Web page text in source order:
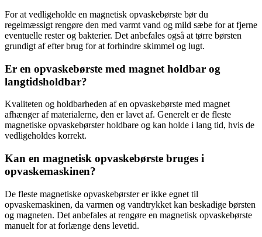
For at vedligeholde en magnetisk opvaskebørste bør du
regelmæssigt rengøre den med varmt vand og mild sæbe for at fjerne
eventuelle rester og bakterier. Det anbefales også at tørre børsten
grundigt af efter brug for at forhindre skimmel og lugt.
Er en opvaskebørste med magnet holdbar og
langtidsholdbar?
Kvaliteten og holdbarheden af en opvaskebørste med magnet
afhænger af materialerne, den er lavet af. Generelt er de fleste
magnetiske opvaskebørster holdbare og kan holde i lang tid, hvis de
vedligeholdes korrekt.
Kan en magnetisk opvaskebørste bruges i
opvaskemaskinen?
De fleste magnetiske opvaskebørster er ikke egnet til
opvaskemaskinen, da varmen og vandtrykket kan beskadige børsten
og magneten. Det anbefales at rengøre en magnetisk opvaskebørste
manuelt for at forlænge dens levetid.